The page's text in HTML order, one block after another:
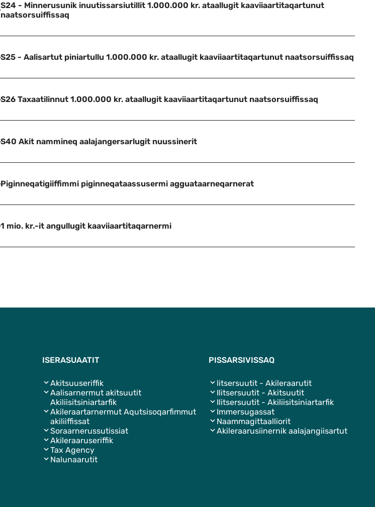
S24 - Minnerusunik inuutissarsiutillit 1.000.000 kr. ataallugit kaaviiaartitaqartunut
naatsorsuiffissaq
S25 - Aalisartut piniartullu 1.000.000 kr. ataallugit kaaviiaartitaqartunut naatsorsuiffissaq
S26 Taxaatilinnut 1.000.000 kr. ataallugit kaaviiaartitaqartunut naatsorsuiffissaq
S40 Akit nammineq aalajangersarlugit nuussinerit
Piginneqatigiiffimmi piginneqataassusermi agguataarneqarnerat
1 mio. kr.-it angullugit kaaviiaartitaqarnermi
ISERASUAATIT
Akitsuuseriffik
Aalisarnermut akitsuutit
Akiliisitsiniartarfik
Akileraartarnermut Aqutsisoqarfimmut
akiliiffissat
Soraarnerussutissiat
Akileraaruseriffik
Tax Agency
Nalunaarutit
PISSARSIVISSAQ
litsersuutit - Akileraarutit
Ilitsersuutit - Akitsuutit
Ilitsersuutit - Akiliisitsiniartarfik
Immersugassat
Naammagittaalliorit
Akileraarusiinernik aalajangiisartut